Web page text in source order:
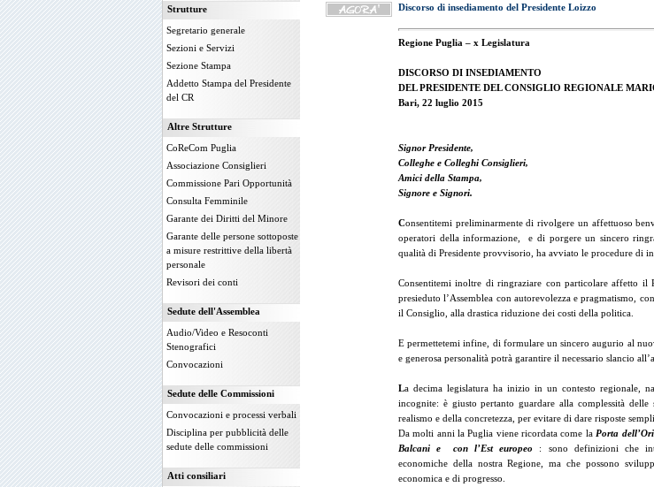
Strutture
Segretario generale
Sezioni e Servizi
Sezione Stampa
Addetto Stampa del Presidente
del CR
Altre Strutture
CoReCom Puglia
Associazione Consiglieri
Commissione Pari Opportunità
Consulta Femminile
Garante dei Diritti del Minore
Garante delle persone sottoposte
a misure restrittive della libertà
personale
Revisori dei conti
Sedute dell'Assemblea
Audio/Video e Resoconti
Stenografici
Convocazioni
Sedute delle Commissioni
Convocazioni e processi verbali
Disciplina per pubblicità delle
sedute delle commissioni
Atti consiliari
Discorso di insediamento del Presidente Loizzo
Regione Puglia – x Legislatura
DISCORSO DI INSEDIAMENTO
DEL PRESIDENTE DEL CONSIGLIO REGIONALE
Bari, 22 luglio 2015
Signor Presidente,
Colleghe e Colleghi Consiglieri,
Amici della Stampa,
Signore e Signori.
Consentitemi preliminarmente di rivolgere un affettuoso
operatori della informazione, e di porgere un sincero
qualità di Presidente provvisorio, ha avviato le procedure di
Consentitemi inoltre di ringraziare con particolare affetto il
presieduto l’Assemblea con autorevolezza e pragmatismo,
il Consiglio, alla drastica riduzione dei costi della politica.
E permettetemi infine, di formulare un sincero augurio al
e generosa personalità potrà garantire il necessario slancio
La decima legislatura ha inizio in un contesto regionale,
incognite: è giusto pertanto guardare alla complessità
realismo e della concretezza, per evitare di dare risposte
Da molti anni la Puglia viene ricordata come la Porta
Balcani e con l’Est europeo : sono definizioni che
economiche della nostra Regione, ma che possono
economica e di progresso.